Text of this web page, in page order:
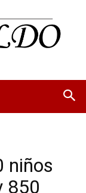
niños
850